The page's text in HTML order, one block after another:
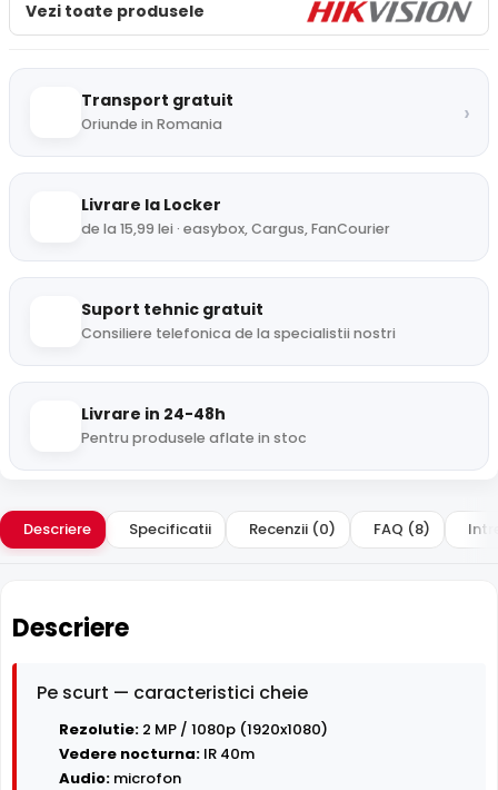
Vezi toate produsele
Transport gratuit
Oriunde in Romania ›
Livrare la Locker
de la 15,99 lei · easybox, Cargus, FanCourier
Suport tehnic gratuit
Consiliere telefonica de la specialistii nostri
Livrare in 24-48h
Pentru produsele aflate in stoc
Descriere Specificatii Recenzii (0) FAQ (8)
Descriere
Pe scurt — caracteristici cheie
Rezolutie: 2 MP / 1080p (1920x1080)
Vedere nocturna: IR 40m
Audio: microfon